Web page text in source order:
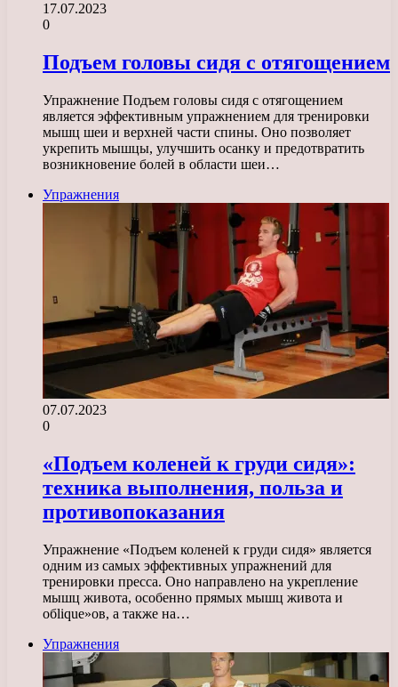
17.07.2023
0
Подъем головы сидя с отягощением
Упражнение Подъем головы сидя с отягощением
является эффективным упражнением для тренировки
мышц шеи и верхней части спины. Оно позволяет
укрепить мышцы, улучшить осанку и предотвратить
возникновение болей в области шеи…
Упражнения
07.07.2023
0
«Подъем коленей к груди сидя»:
техника выполнения, польза и
противопоказания
Упражнение «Подъем коленей к груди сидя» является
одним из самых эффективных упражнений для
тренировки пресса. Оно направлено на укрепление
мышц живота, особенно прямых мышц живота и
обlique»ов, а также на…
Упражнения